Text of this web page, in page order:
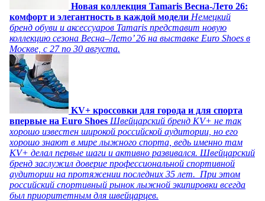
Новая коллекция Tamaris Весна-Лето 26:
комфорт и элегантность в каждой модели Немецкий
бренд обуви и аксессуаров Tamaris представит новую
коллекцию сезона Весна–Лето’ 26 на выставке Euro Shoes в
Москве, с 27 по 30 августа.
KV+ кроссовки для города и для спорта
впервые на Euro Shoes Швейцарский бренд KV+ не так
хорошо известен широкой российской аудитории, но его
хорошо знают в мире лыжного спорта, ведь именно там
KV+ делал первые шаги и активно развивался. Швейцарский
бренд заслужил доверие профессиональной спортивной
аудитории на протяжении последних 35 лет. При этом
российский спортивный рынок лыжной экипировки всегда
был приоритетным для швейцарцев.